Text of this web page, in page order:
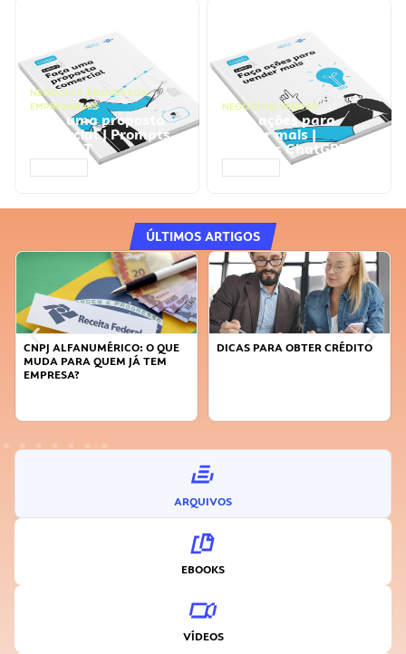
NEGÓCIOS, PROCESSOS
EMPRESARIAIS
Faça uma proposta
comercial | Prompts
ChatGPT
NEGÓCIOS, VENDAS
Faça ações para
vender mais |
Prompts ChatGPT
ÚLTIMOS ARTIGOS
CNPJ ALFANUMÉRICO: O QUE
MUDA PARA QUEM JÁ TEM
EMPRESA?
DICAS PARA OBTER CRÉDITO
ARQUIVOS
EBOOKS
VÍDEOS